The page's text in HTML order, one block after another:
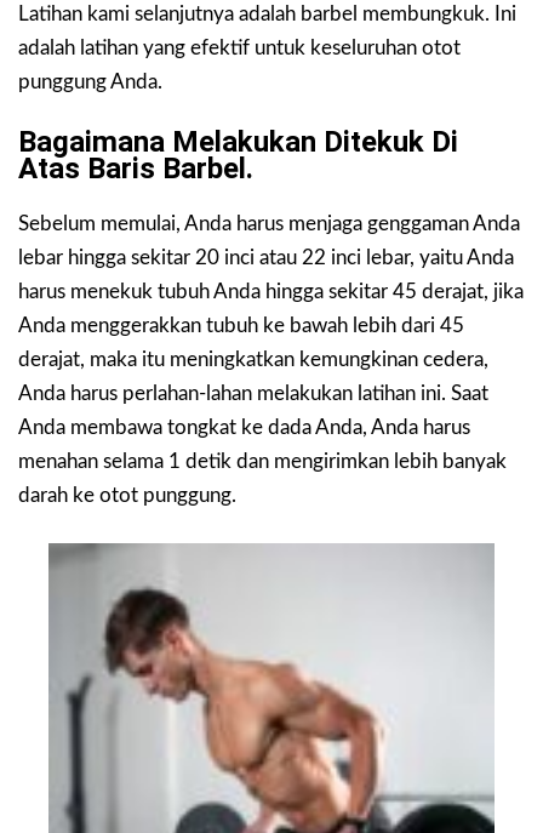
Latihan kami selanjutnya adalah barbel membungkuk. Ini
adalah latihan yang efektif untuk keseluruhan otot
punggung Anda.
Bagaimana Melakukan Ditekuk Di
Atas Baris Barbel.
Sebelum memulai, Anda harus menjaga genggaman Anda
lebar hingga sekitar 20 inci atau 22 inci lebar, yaitu Anda
harus menekuk tubuh Anda hingga sekitar 45 derajat, jika
Anda menggerakkan tubuh ke bawah lebih dari 45
derajat, maka itu meningkatkan kemungkinan cedera,
Anda harus perlahan-lahan melakukan latihan ini. Saat
Anda membawa tongkat ke dada Anda, Anda harus
menahan selama 1 detik dan mengirimkan lebih banyak
darah ke otot punggung.